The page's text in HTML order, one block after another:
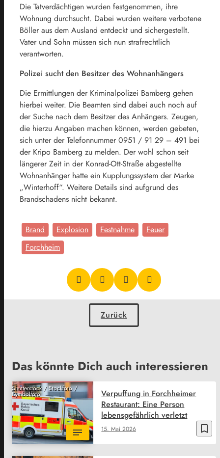
Die Tatverdächtigen wurden festgenommen, ihre
Wohnung durchsucht. Dabei wurden weitere verbotene
Böller aus dem Ausland entdeckt und sichergestellt.
Vater und Sohn müssen sich nun strafrechtlich
verantworten.
Polizei sucht den Besitzer des Wohnanhängers
Die Ermittlungen der Kriminalpolizei Bamberg gehen
hierbei weiter. Die Beamten sind dabei auch noch auf
der Suche nach dem Besitzer des Anhängers. Zeugen,
die hierzu Angaben machen können, werden gebeten,
sich unter der Telefonnummer 0951 / 91 29 – 491 bei
der Kripo Bamberg zu melden. Der wohl schon seit
längerer Zeit in der Konrad-Ott-Straße abgestellte
Wohnanhänger hatte ein Kupplungssystem der Marke
„Winterhoff“. Weitere Details sind aufgrund des
Brandschadens nicht bekannt.
Brand Explosion Festnahme
Feuer
Forchheim
Zurück
Das könnte Dich auch interessieren
Shutterstock / Stockfoto /
Symbolfoto
bookmark_border
15. Mai 2026
Verpuffung in Forchheimer
Restaurant: Eine Person
lebensgefährlich verletzt